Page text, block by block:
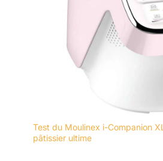
Test du Moulinex i-Companion
pâtissier ultime